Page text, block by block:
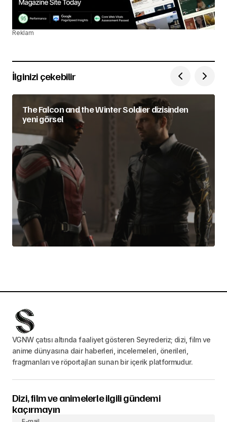
Reklam
İlginizi çekebilir
The Falcon and the Winter Soldier dizisinden
yeni görsel
VGNW çatısı altında faaliyet gösteren Seyrederiz; dizi, film ve
anime dünyasına dair haberleri, incelemeleri, önerileri,
fragmanları ve röportajları sunan bir içerik platformudur.
Dizi, film ve animelerle ilgili gündemi
kaçırmayın